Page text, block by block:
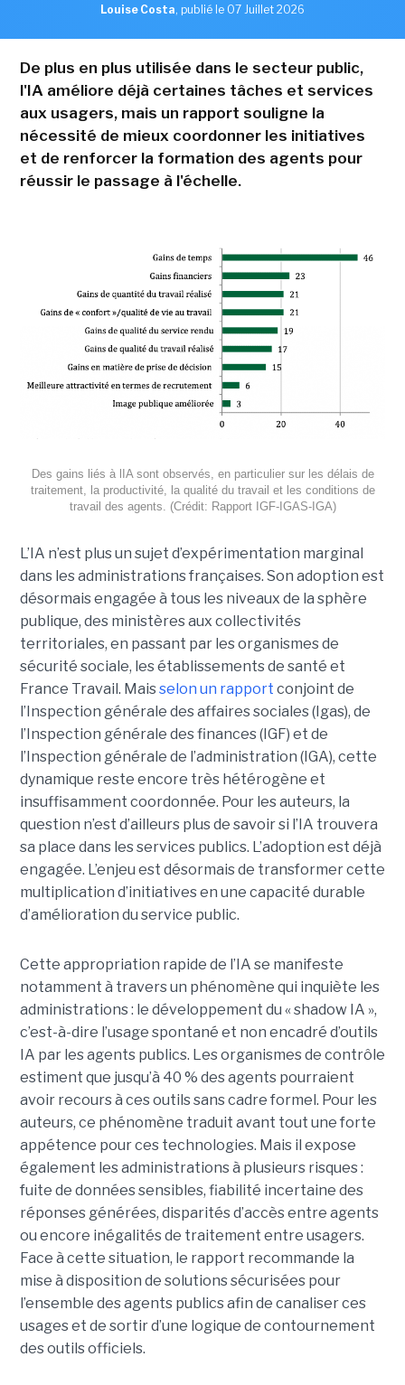
Louise Costa, publié le 07 Juillet 2026
De plus en plus utilisée dans le secteur public,
l'IA améliore déjà certaines tâches et services
aux usagers, mais un rapport souligne la
nécessité de mieux coordonner les initiatives
et de renforcer la formation des agents pour
réussir le passage à l'échelle.
Des gains liés à lIA sont observés, en particulier sur les délais de
traitement, la productivité, la qualité du travail et les conditions de
travail des agents. (Crédit: Rapport IGF-IGAS-IGA)
L’IA n’est plus un sujet d’expérimentation marginal
dans les administrations françaises. Son adoption est
désormais engagée à tous les niveaux de la sphère
publique, des ministères aux collectivités
territoriales, en passant par les organismes de
sécurité sociale, les établissements de santé et
France Travail. Maisselon un rapport conjoint de
l’Inspection générale des affaires sociales (Igas), de
l’Inspection générale des finances (IGF) et de
l’Inspection générale de l’administration (IGA), cette
dynamique reste encore très hétérogène et
insuffisamment coordonnée. Pour les auteurs, la
question n’est d’ailleurs plus de savoir si l’IA trouvera
sa place dans les services publics. L’adoption est déjà
engagée. L’enjeu est désormais de transformer cette
multiplication d’initiatives en une capacité durable
d’amélioration du service public.
Cette appropriation rapide de l’IA se manifeste
notamment à travers un phénomène qui inquiète les
administrations : le développement du « shadow IA »,
c’est-à-dire l’usage spontané et non encadré d’outils
IA par les agents publics. Les organismes de contrôle
estiment que jusqu’à 40 % des agents pourraient
avoir recours à ces outils sans cadre formel. Pour les
auteurs, ce phénomène traduit avant tout une forte
appétence pour ces technologies. Mais il expose
également les administrations à plusieurs risques :
fuite de données sensibles, fiabilité incertaine des
réponses générées, disparités d’accès entre agents
ou encore inégalités de traitement entre usagers.
Face à cette situation, le rapport recommande la
mise à disposition de solutions sécurisées pour
l’ensemble des agents publics afin de canaliser ces
usages et de sortir d’une logique de contournement
des outils officiels.